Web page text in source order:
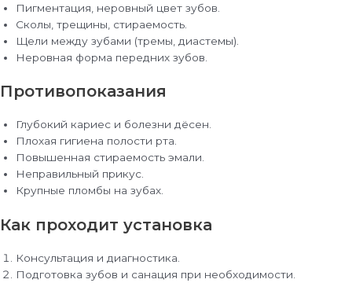
Пигментация, неровный цвет зубов.
Сколы, трещины, стираемость.
Щели между зубами (тремы, диастемы).
Неровная форма передних зубов.
Противопоказания
Глубокий кариес и болезни дёсен.
Плохая гигиена полости рта.
Повышенная стираемость эмали.
Неправильный прикус.
Крупные пломбы на зубах.
Как проходит установка
Консультация и диагностика.
Подготовка зубов и санация при необходимости.